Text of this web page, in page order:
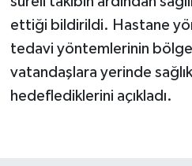
ettiği bildirildi. Hastane
tedavi yöntemlerinin
vatandaşlara yerinde
hedeflediklerini açıkladı.